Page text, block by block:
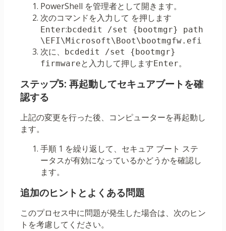
PowerShell を管理者として開きます。
次のコマンドを入力して を押します
Enter: bcdedit /set {bootmgr} path
\EFI\Microsoft\Boot\bootmgfw.efi
次に、
bcdedit /set {bootmgr}
firmwareと入力して押します Enter。
ステップ5: 再起動してセキュアブートを確
認する
上記の変更を行った後、コンピューターを再起動し
ます。
手順 1 を繰り返して、セキュア ブート ステ
ータスが有効になっているかどうかを確認し
ます。
追加のヒントとよくある問題
このプロセス中に問題が発生した場合は、次のヒン
トを考慮してください。